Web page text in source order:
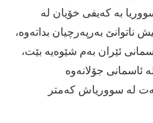
بە كەیفی خۆیان لە
ناتوانێ بەرپەرچیان بداتەوە،
ئێران بەم شێوەیە بێت،
ئاسمانی جۆلانەوە
لە سووریاش كەمتر